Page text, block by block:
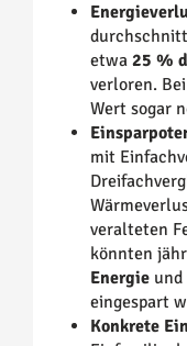
etwa 25 %
verloren.
Wert sogar
mit
veralteten
könnten
Energie und
eingespart
Konkrete